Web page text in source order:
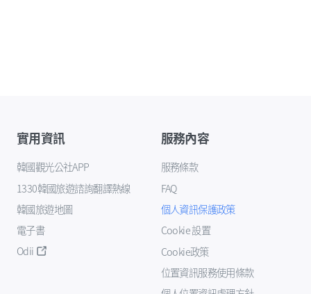
實用資訊
韓國觀光公社APP
1330韓國旅遊諮詢翻譯熱線
韓國旅遊地圖
電子書
Odii
服務內容
服務條款
FAQ
個人資訊保護政策
Cookie 設置
Cookie政策
位置資訊服務使用條款